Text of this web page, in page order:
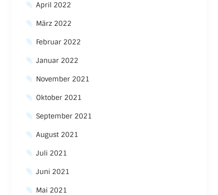
April 2022
März 2022
Februar 2022
Januar 2022
November 2021
Oktober 2021
September 2021
August 2021
Juli 2021
Juni 2021
Mai 2021